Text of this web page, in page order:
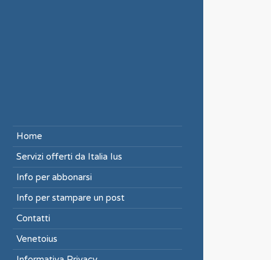
Home
Servizi offerti da Italia Ius
Info per abbonarsi
Info per stampare un post
Contatti
Venetoius